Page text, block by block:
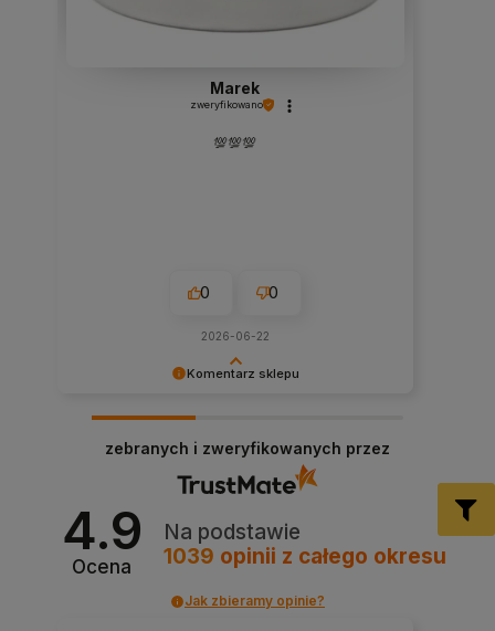
Komentarz sklepu
możemy zapewnić odpowiednią obsługę tak
świetnym klientom. Dziękujemy raz jeszcze!
Marek
zweryfikowano
💯💯💯
0 0
2026-06-22
zebranych i zweryfikowanych przez
4.9
Ocena
Na podstawie
1039 opinii z całego okresu
Jak zbieramy opinie?